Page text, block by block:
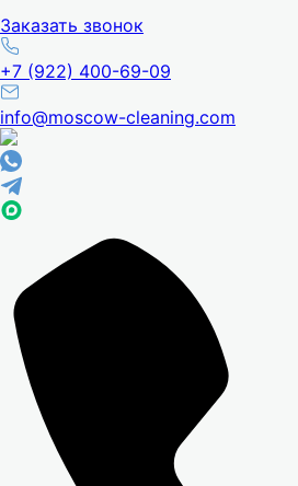
Заказать звонок
+7 (922) 400-69-09
info@moscow-cleaning.com